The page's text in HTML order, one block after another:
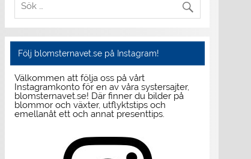
Följ blomsternavet.se på Instagram!
Välkommen att följa oss på vårt
Instagramkonto för en av våra systersajter,
blomsternavet.se! Där finner du bilder på
blommor och växter, utflyktstips och
emellanåt ett och annat presenttips.